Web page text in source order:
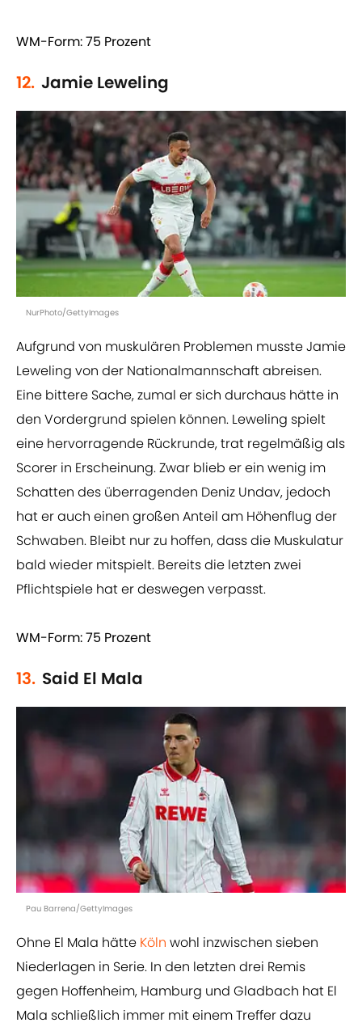
WM-Form: 75 Prozent
12. Jamie Leweling
NurPhoto/GettyImages
Aufgrund von muskulären Problemen musste Jamie
Leweling von der Nationalmannschaft abreisen.
Eine bittere Sache, zumal er sich durchaus hätte in
den Vordergrund spielen können. Leweling spielt
eine hervorragende Rückrunde, trat regelmäßig als
Scorer in Erscheinung. Zwar blieb er ein wenig im
Schatten des überragenden Deniz Undav, jedoch
hat er auch einen großen Anteil am Höhenflug der
Schwaben. Bleibt nur zu hoffen, dass die Muskulatur
bald wieder mitspielt. Bereits die letzten zwei
Pflichtspiele hat er deswegen verpasst.
WM-Form: 75 Prozent
13. Said El Mala
Pau Barrena/GettyImages
Ohne El Mala hätte Köln wohl inzwischen sieben
Niederlagen in Serie. In den letzten drei Remis
gegen Hoffenheim, Hamburg und Gladbach hat El
Mala schließlich immer mit einem Treffer dazu